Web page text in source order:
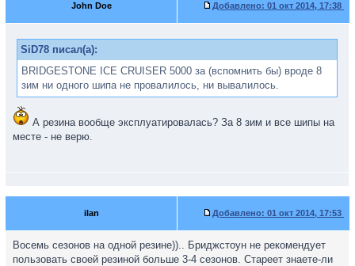
John Doe Добавлено: 01 окт 2014, 17:38
SiD78 писал(а):
BRIDGESTONE ICE CRUISER 5000 за (вспомнить бы) вроде 8
зим ни одного шипа не провалилось, ни вывалилось.
А резина вообще эксплуатировалась? За 8 зим и все шипы на
месте - не верю.
ilan Добавлено: 01 окт 2014, 17:53
Восемь сезонов на одной резине)).. Бриджстоун не рекомендует
пользовать своей резиной больше 3-4 сезонов. Стареет знаете-ли